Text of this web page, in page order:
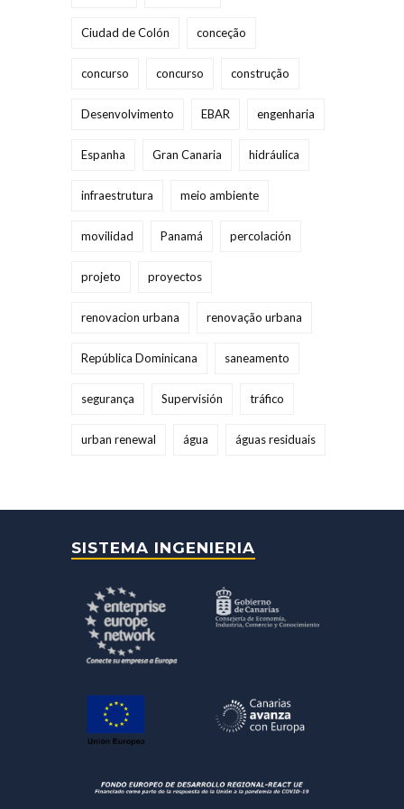
Ciudad de Colón conceção
concurso concurso construção
Desenvolvimento EBAR engenharia
Espanha Gran Canaria hidráulica
infraestrutura meio ambiente
movilidad Panamá percolación
projeto proyectos
renovacion urbana renovação urbana
República Dominicana saneamento
segurança Supervisión tráfico
urban renewal água águas residuais
SISTEMA INGENIERIA